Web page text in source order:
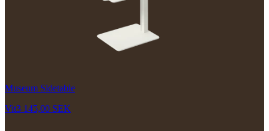
Museum Sidetable
Vit3 145,00 SEK